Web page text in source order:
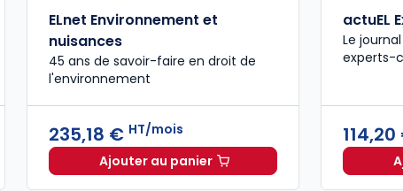
travail à 212,16 €TTC/mois
ELnet Environnement et
nuisances
45 ans de savoir-faire en droit de
l'environnement
235,18 € HT/mois
Ajouter au panierELnet Environnement et nuisances à
actuEL
Le
experts-